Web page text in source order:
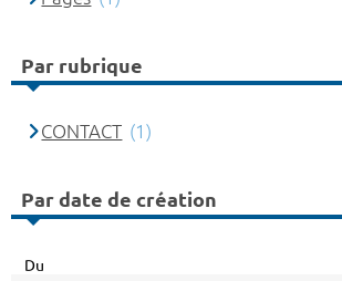
Par rubrique
CONTACT (1)
Par date de création
Du